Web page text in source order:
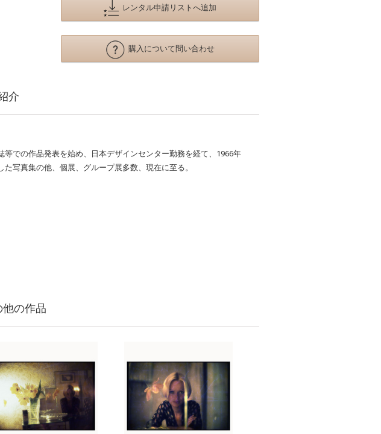
レンタル申請リストへ追加
購入について問い合わせ
介
での作品発表を始め、日本デザインセンター勤務を経て、1966年
写真集の他、個展、グループ展多数、現在に至る。
の作品